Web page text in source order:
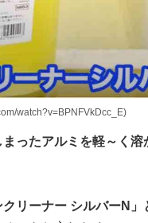
watch?v=BPNFVkDcc_E)
ったアルミを軽～く溶
リーナー シルバーN」